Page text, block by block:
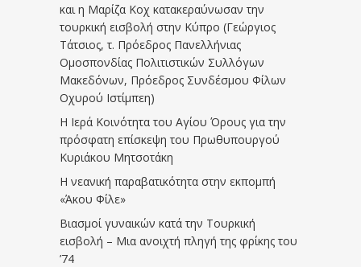
και η Μαρίζα Κοχ κατακεραύνωσαν την
τουρκική εισβολή στην Κύπρο (Γεώργιος
Τάτσιος, τ. Πρόεδρος Πανελλήνιας
Ομοσπονδίας Πολιτιστικών Συλλόγων
Μακεδόνων, Πρόεδρος Συνδέσμου Φίλων
Οχυρού Ιστίμπεη)
Η Ιερά Κοινότητα του Αγίου Όρους για την
πρόσφατη επίσκεψη του Πρωθυπουργού
Κυριάκου Μητσοτάκη
Η νεανική παραβατικότητα στην εκπομπή
«Άκου Φίλε»
Βιασμοί γυναικών κατά την Τουρκική
εισβολή – Μια ανοιχτή πληγή της φρίκης του
’74